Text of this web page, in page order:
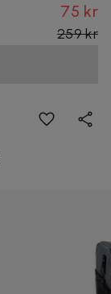
75 kr
259 kr